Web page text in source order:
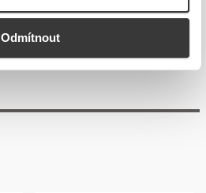
Odmítnout
košíku